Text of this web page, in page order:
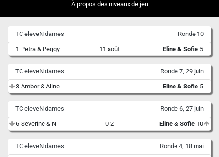
À propos des niveaux de jeu
TC eleveN dames Ronde 10
1 Petra & Peggy 11 août Eline & Sofie 5
TC eleveN dames Ronde 7, 29 juin
3 Amber & Aline - Eline & Sofie 5
TC eleveN dames Ronde 6, 27 juin
6 Severine & N 0-2 Eline & Sofie 10
TC eleveN dames Ronde 4, 18 mai